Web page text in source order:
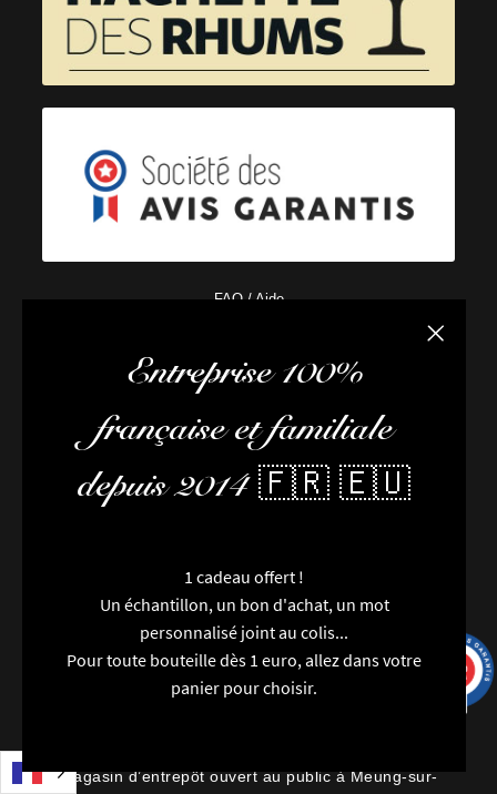
Fermer
Entreprise 100%
française et familiale
depuis 2014 🇫🇷 🇪🇺
1 cadeau offert !
Un échantillon, un bon d'achat, un mot
personnalisé joint au colis...
Pour toute bouteille dès 1 euro, allez dans votre
panier pour choisir.
FAQ / Aide
Conditions générales de vente
L’équipe
Contactez-nous
Nouveautés
Marques
Millésimes
Régions
Packaging
Avis
magasin d’entrepôt ouvert au public à Meung-sur-
/10
9991 avis